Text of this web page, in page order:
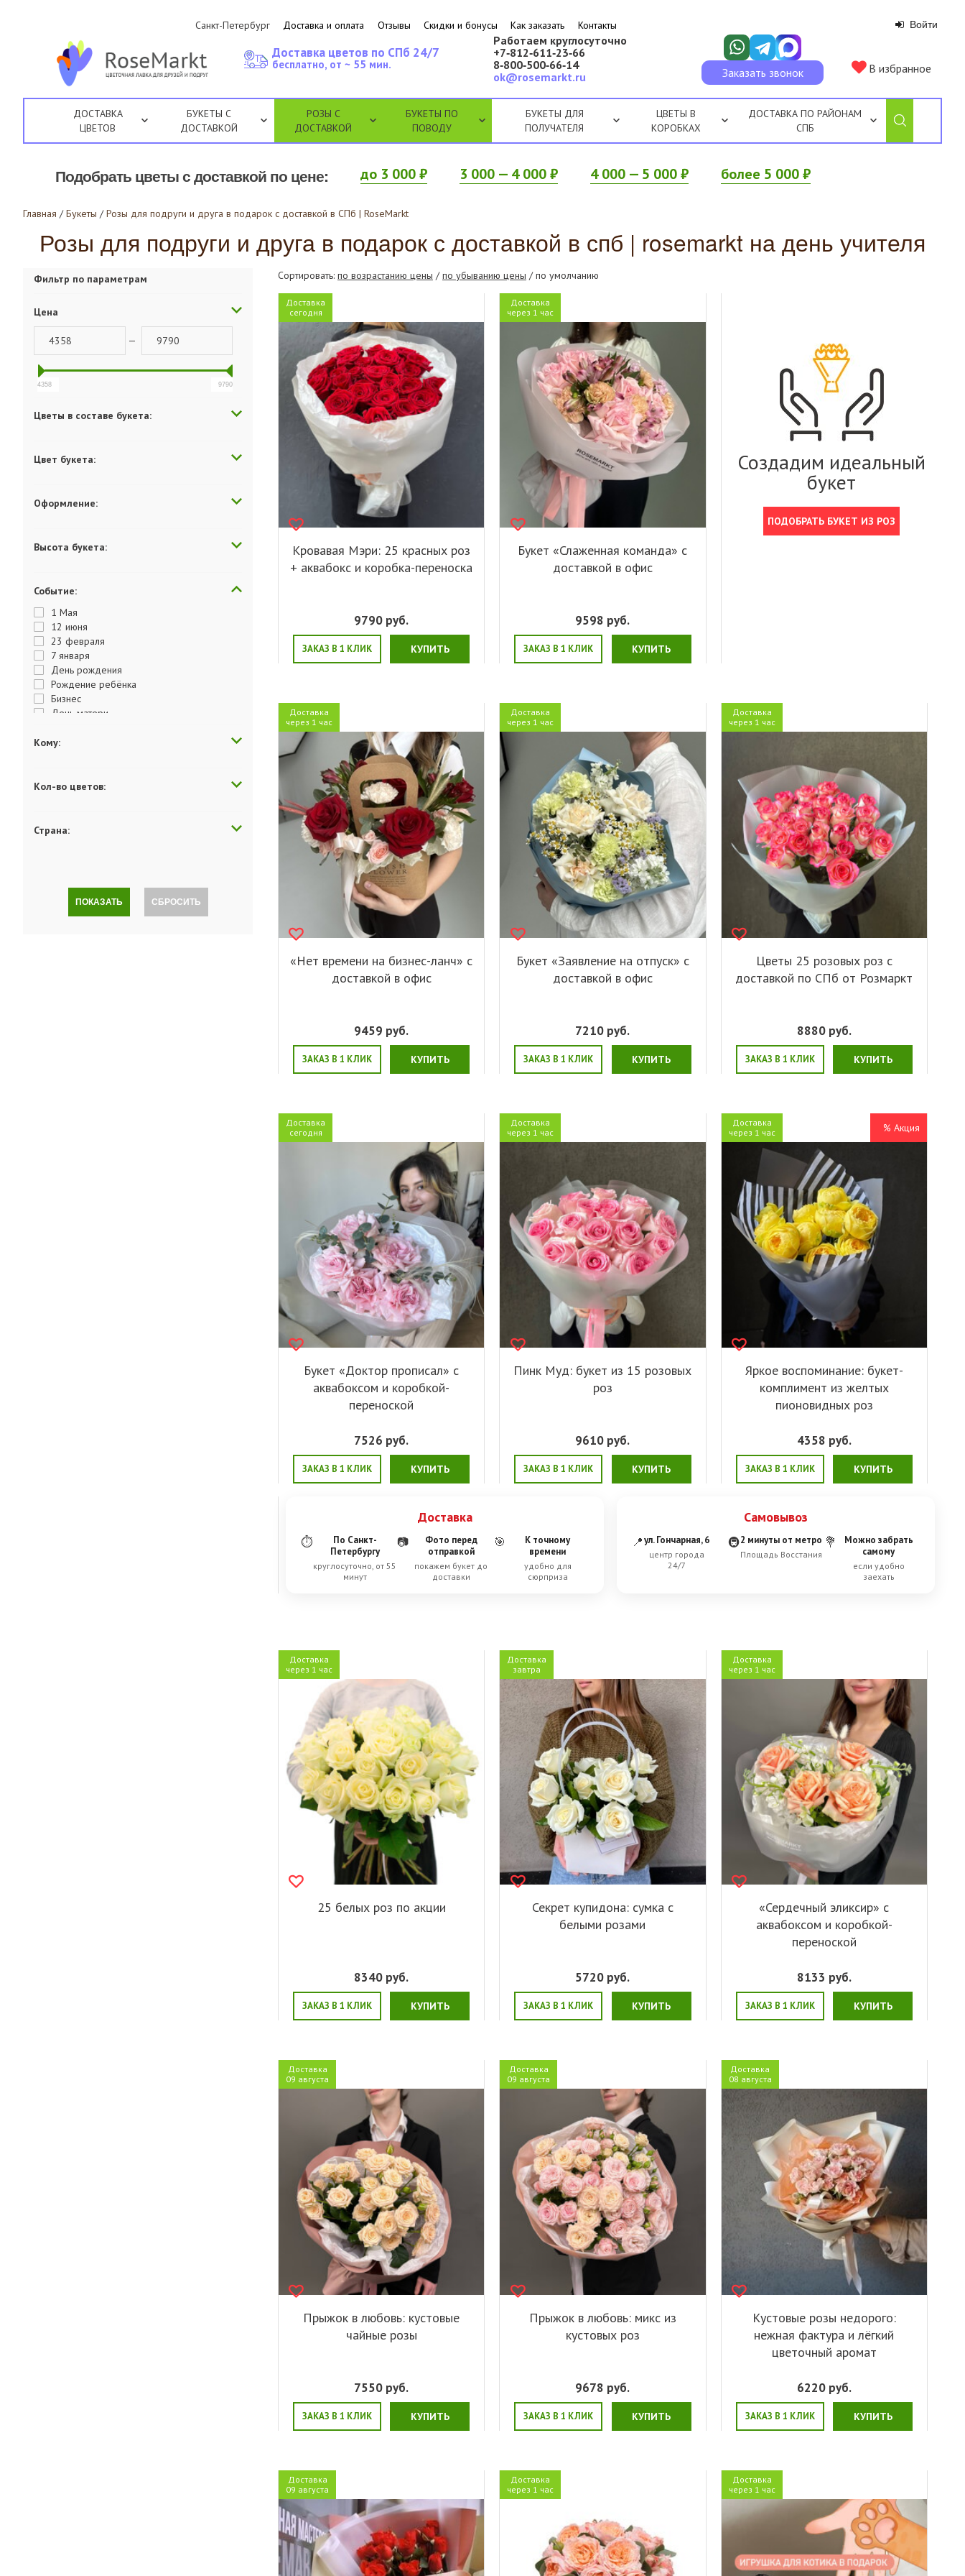
Санкт-Петербург Доставка и оплата Отзывы Скидки и бонусы Как заказать Контакты Войти
Работаем круглосуточно
+7‑812‑611‑23‑66
8‑800‑500‑66‑14
ok@rosemarkt.ru
Заказать звонок В избранное
Доставка цветов по СПб 24/7
бесплатно, от ~ 55 мин.
ДОСТАВКА
ЦВЕТОВ
БУКЕТЫ С
ДОСТАВКОЙ
РОЗЫ С
ДОСТАВКОЙ
БУКЕТЫ ПО
ПОВОДУ
БУКЕТЫ ДЛЯ
ПОЛУЧАТЕЛЯ
ЦВЕТЫ В
КОРОБКАХ
ДОСТАВКА ПО РАЙОНАМ
СПБ
Подобрать цветы с доставкой по цене: до 3 000 ₽ 3 000 — 4 000 ₽ 4 000 — 5 000 ₽ более 5 000 ₽
Главная / Букеты / Розы для подруги и друга в подарок с доставкой в СПб | RoseMarkt
Розы для подруги и друга в подарок с доставкой в спб | rosemarkt на день учителя
Фильтр по параметрам
Цена
—
4358 9790
Цветы в составе букета:
Цвет букета:
Оформление:
Высота букета:
Событие:
1 Мая
12 июня
23 февраля
7 января
День рождения
Рождение ребёнка
Бизнес
День матери
День Победы
День влюбленных
Годовщина
Комплимент
Люблю
Скучаю
Кому:
Кол-во цветов:
Страна:
ПОКАЗАТЬ СБРОСИТЬ
Сортировать: по возрастанию цены /по убыванию цены / по умолчанию
Доставка
сегодня
Кровавая Мэри: 25 красных роз
+ аквабокс и коробка-переноска
9790 руб.
ЗАКАЗ В 1 КЛИК КУПИТЬ
Доставка
через 1 час
Букет «Слаженная команда» с
доставкой в офис
9598 руб.
ЗАКАЗ В 1 КЛИК КУПИТЬ
Создадим идеальный
букет
ПОДОБРАТЬ БУКЕТ ИЗ РОЗ
Доставка
через 1 час
«Нет времени на бизнес-ланч» с
доставкой в офис
9459 руб.
ЗАКАЗ В 1 КЛИК КУПИТЬ
Доставка
через 1 час
Букет «Заявление на отпуск» с
доставкой в офис
7210 руб.
ЗАКАЗ В 1 КЛИК КУПИТЬ
Доставка
через 1 час
Цветы 25 розовых роз с
доставкой по СПб от Розмаркт
8880руб.
ЗАКАЗ В 1 КЛИК КУПИТЬ
Доставка
сегодня
Букет «‎Доктор прописал»‎ с
аквабоксом и коробкой-
переноской
7526 руб.
ЗАКАЗ В 1 КЛИК КУПИТЬ
Доставка
через 1 час
Пинк Муд: букет из 15 розовых
роз
9610 руб.
ЗАКАЗ В 1 КЛИК КУПИТЬ
Доставка
через 1 час
% Акция
Яркое воспоминание: букет-
комплимент из желтых
пионовидных роз
4358 руб.
ЗАКАЗ В 1 КЛИК КУПИТЬ
Доставка
⏱
По Санкт-
Петербургу
круглосуточно, от 55
минут
📷
Фото перед
отправкой
покажем букет до
доставки
🎯
К точному
времени
удобно для
сюрприза
Самовывоз
📍ул. Гончарная, 6
центр города
24/7
🚇2 минуты от метро
Площадь Восстания
💐
Можно забрать
самому
если удобно
заехать
Доставка
через 1 час
25 белых роз по акции
8340 руб.
ЗАКАЗ В 1 КЛИК КУПИТЬ
Доставка
завтра
Секрет купидона: сумка с
белыми розами
5720 руб.
ЗАКАЗ В 1 КЛИК КУПИТЬ
Доставка
через 1 час
«Сердечный эликсир» с
аквабоксом и коробкой-
переноской
8133 руб.
ЗАКАЗ В 1 КЛИК КУПИТЬ
Доставка
09 августа
Прыжок в любовь: кустовые
чайные розы
7550 руб.
ЗАКАЗ В 1 КЛИК КУПИТЬ
Доставка
09 августа
Прыжок в любовь: микс из
кустовых роз
9678 руб.
ЗАКАЗ В 1 КЛИК КУПИТЬ
Доставка
08 августа
Кустовые розы недорого:
нежная фактура и лёгкий
цветочный аромат
6220руб.
ЗАКАЗ В 1 КЛИК КУПИТЬ
Доставка
09 августа
Доставка
через 1 час
Доставка
через 1 час